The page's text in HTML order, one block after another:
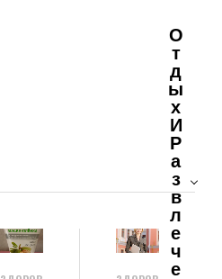
О
Т
Д
Ы
Х
И
Р
А
З
В
Л
Е
Ч
Е